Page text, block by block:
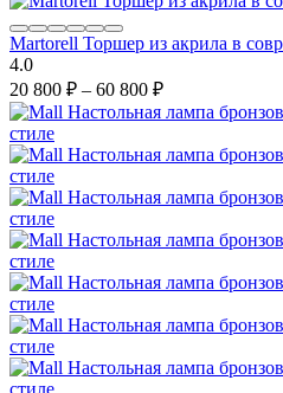
Martorell Торшер из акрила в
4.0
20 800 ₽ – 60 800 ₽